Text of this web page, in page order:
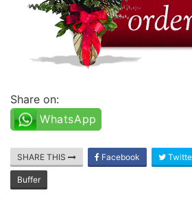
Share on:
WhatsApp
SHARE THIS Facebook
Buffer